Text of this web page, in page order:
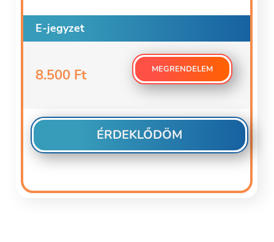
E-jegyzet
8.500 Ft MEGRENDELEM
ÉRDEKLŐDÖM